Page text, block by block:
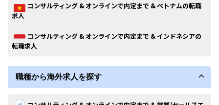
コンサルティング & オンラインで内定まで & ベトナムの転職
求人
コンサルティング & オンラインで内定まで & インドネシアの
転職求人
職種から海外求人を探す